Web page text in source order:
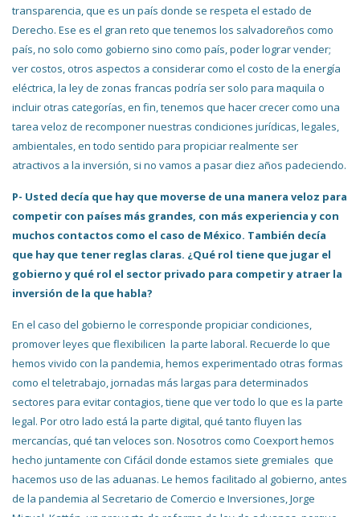
transparencia, que es un país donde se respeta el estado de
Derecho. Ese es el gran reto que tenemos los salvadoreños como
país, no solo como gobierno sino como país, poder lograr vender;
ver costos, otros aspectos a considerar como el costo de la energía
eléctrica, la ley de zonas francas podría ser solo para maquila o
incluir otras categorías, en fin, tenemos que hacer crecer como una
tarea veloz de recomponer nuestras condiciones jurídicas, legales,
ambientales, en todo sentido para propiciar realmente ser
atractivos a la inversión, si no vamos a pasar diez años padeciendo.
P- Usted decía que hay que moverse de una manera veloz para
competir con países más grandes, con más experiencia y con
muchos contactos como el caso de México. También decía
que hay que tener reglas claras. ¿Qué rol tiene que jugar el
gobierno y qué rol el sector privado para competir y atraer la
inversión de la que habla?
En el caso del gobierno le corresponde propiciar condiciones,
promover leyes que flexibilicen la parte laboral. Recuerde lo que
hemos vivido con la pandemia, hemos experimentado otras formas
como el teletrabajo, jornadas más largas para determinados
sectores para evitar contagios, tiene que ver todo lo que es la parte
legal. Por otro lado está la parte digital, qué tanto fluyen las
mercancías, qué tan veloces son. Nosotros como Coexport hemos
hecho juntamente con Cifácil donde estamos siete gremiales que
hacemos uso de las aduanas. Le hemos facilitado al gobierno, antes
de la pandemia al Secretario de Comercio e Inversiones, Jorge